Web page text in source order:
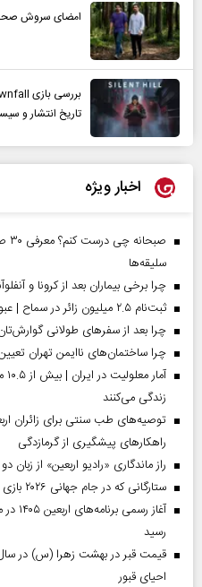
امضای سروش صحت
تاریخ انتشار و
اخبار ویژه
سلیقه‌ها
چرا برخی بیماران بعد از کرونا و
ثبت‌نام ۲.۵ میلیون زائر در سماح | عبور ۱.۷ میلیون نفر از مرز‌های اربعین
چرا بعد از سفرهای طولانی
چرا ساختمان‌های ناایمن تهران
زندگی می‌کنند
توصیه‌های طب سنتی برای زائران
راهکارهای پیشگیری از گرمازدگی
راز ماندگاری «رادیو اربعین» از
ستارگانی که در جام جهانی ۲۰۲۶ بازی نکردند
رسید
احیای قبور